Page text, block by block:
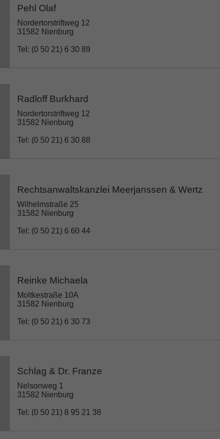
Pehl Olaf
Nordertorstriftweg 12
31582 Nienburg
Tel: (0 50 21) 6 30 89
Radloff Burkhard
Nordertorstriftweg 12
31582 Nienburg
Tel: (0 50 21) 6 30 88
Rechtsanwaltskanzlei Meerjanssen & Wertz
Wilhelmstraße 25
31582 Nienburg
Tel: (0 50 21) 6 60 44
Reinke Michaela
Moltkestraße 10A
31582 Nienburg
Tel: (0 50 21) 6 30 73
Schlag & Dr. Franze
Nelsonweg 1
31582 Nienburg
Tel: (0 50 21) 8 95 21 38